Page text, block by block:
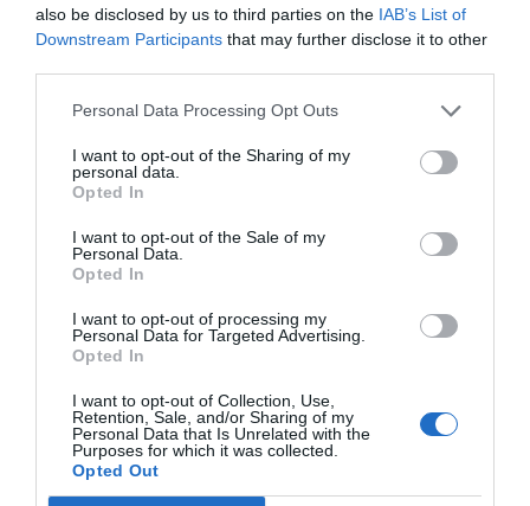
also be disclosed by us to third parties on the IAB’s List of
Downstream Participants that may further disclose it to other
Personal Data Processing Opt Outs
I want to opt-out of the Sharing of my
personal data.
Opted In
I want to opt-out of the Sale of my
Personal Data.
Opted In
I want to opt-out of processing my
Personal Data for Targeted Advertising.
Opted In
I want to opt-out of Collection, Use,
Retention, Sale, and/or Sharing of my
Personal Data that Is Unrelated with the
Purposes for which it was collected.
Opted Out